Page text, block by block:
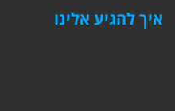
איך להגיע אלינו